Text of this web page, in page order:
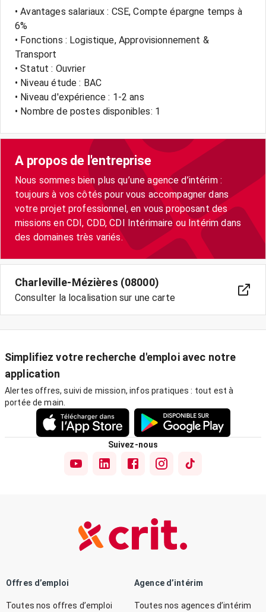
• Avantages salariaux : CSE, Compte épargne temps à
6%
• Fonctions : Logistique, Approvisionnement &
Transport
• Statut : Ouvrier
• Niveau étude : BAC
• Niveau d'expérience : 1-2 ans
• Nombre de postes disponibles: 1
A propos de l'entreprise
Nous sommes bien plus qu’une agence d’intérim :
toujours à vos côtés pour vous accompagner dans
votre projet professionnel, en vous proposant des
missions en CDI, CDD, CDI Intérimaire ou Intérim dans
des domaines très variés.
Charleville-Mézières (08000)
Consulter la localisation sur une carte
Simplifiez votre recherche d'emploi avec notre
application
Alertes offres, suivi de mission, infos pratiques : tout est à
portée de main.
Suivez-nous
Offres d’emploi
Toutes nos offres d’emploi
Agence d’intérim
Toutes nos agences d’intérim